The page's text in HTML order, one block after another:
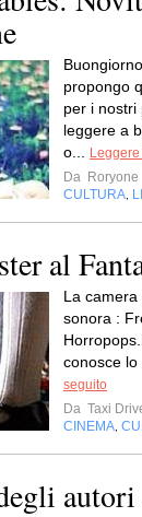
propongo
per i nostri
leggere a
o...
Da Roryone
CULTURA
al
La camera
sonora :
conosce lo
seguito
Da Taxi
CINEMA